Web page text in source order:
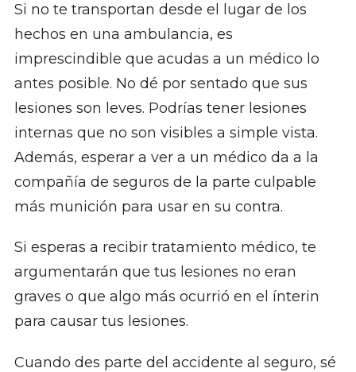
Si no te transportan desde el lugar de los
hechos en una ambulancia, es
imprescindible que acudas a un médico lo
antes posible. No dé por sentado que sus
lesiones son leves. Podrías tener lesiones
internas que no son visibles a simple vista.
Además, esperar a ver a un médico da a la
compañía de seguros de la parte culpable
más munición para usar en su contra.
Si esperas a recibir tratamiento médico, te
argumentarán que tus lesiones no eran
graves o que algo más ocurrió en el ínterin
para causar tus lesiones.
Cuando des parte del accidente al seguro, sé